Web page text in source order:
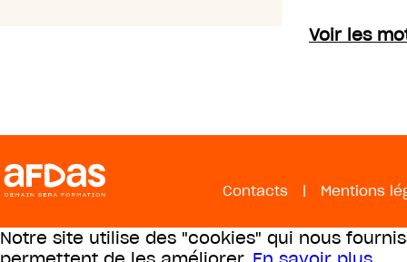
Voir les
Contacts | Mentions
Notre site utilise des "cookies" qui nous